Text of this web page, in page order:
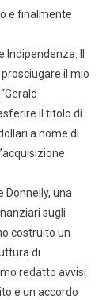
e finalmente
Il
il mio
il titolo di
a nome di
una
sugli
costruito un
di
redatto avvisi
e un accordo